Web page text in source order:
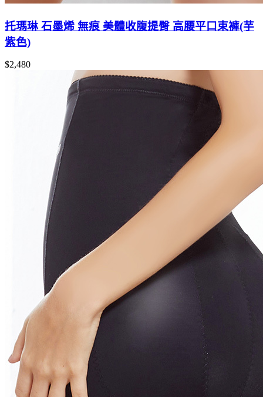
托瑪琳 石墨烯 無痕 美體收腹提臀 高腰平口束褲(芋
紫色)
$2,480